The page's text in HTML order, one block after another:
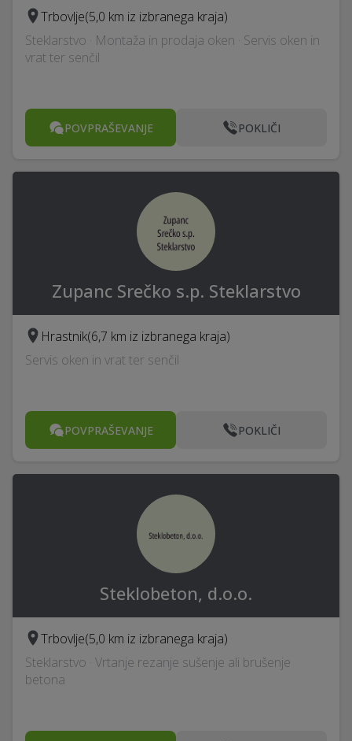
Trbovlje(5,0 km iz izbranega kraja)
Steklarstvo · Montaža in prodaja oken · Servis oken in
vrat ter senčil
POVPRAŠEVANJE POKLIČI
Zupanc Srečko s.p. Steklarstvo
Hrastnik(6,7 km iz izbranega kraja)
Servis oken in vrat ter senčil
POVPRAŠEVANJE POKLIČI
Steklobeton, d.o.o.
Trbovlje(5,0 km iz izbranega kraja)
Steklarstvo · Vrtanje rezanje sušenje ali brušenje
betona